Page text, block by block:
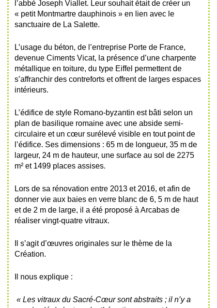
l’abbé Joseph Viallet. Leur souhait était de créer un
« petit Montmartre dauphinois » en lien avec le
sanctuaire de La Salette.
L’usage du béton, de l’entreprise Porte de France,
devenue Ciments Vicat, la présence d’une charpente
métallique en toiture, du type Eiffel permettent de
s’affranchir des contreforts et offrent de larges espaces
intérieurs.
L’édifice de style Romano-byzantin est bâti selon un
plan de basilique romaine avec une abside semi-
circulaire et un cœur surélevé visible en tout point de
l’édifice. Ses dimensions : 65 m de longueur, 35 m de
largeur, 24 m de hauteur, une surface au sol de 2275
m² et 1499 places assises.
Lors de sa rénovation entre 2013 et 2016, et afin de
donner vie aux baies en verre blanc de 6, 5 m de haut
et de 2 m de large, il a été proposé à Arcabas de
réaliser vingt-quatre vitraux.
Il s’agit d’œuvres originales sur le thème de la
Création.
Il nous explique :
« Les vitraux du Sacré-Cœur sont abstraits ; il n’y a